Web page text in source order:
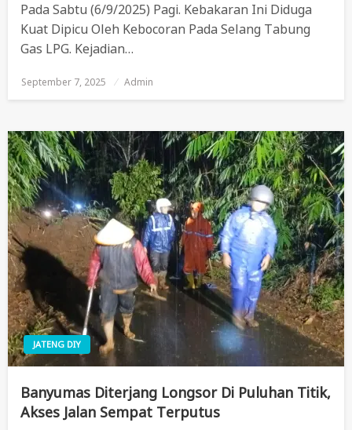
Pada Sabtu (6/9/2025) Pagi. Kebakaran Ini Diduga
Kuat Dipicu Oleh Kebocoran Pada Selang Tabung
Gas LPG. Kejadian…
Posted
On
September 7, 2025 Admin
JATENG DIY
Banyumas Diterjang Longsor Di Puluhan Titik,
Akses Jalan Sempat Terputus